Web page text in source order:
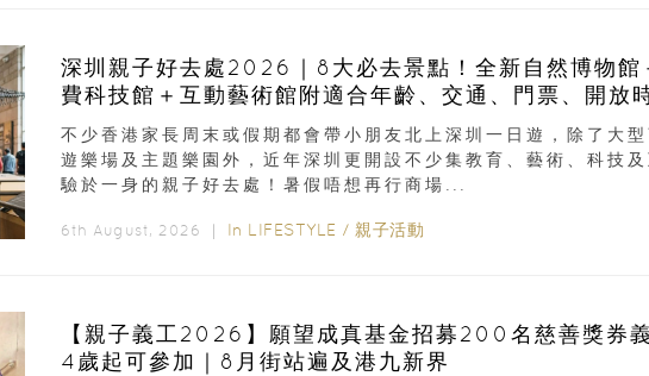
深圳親子好去處2026｜8大必去景點！全新自然博物館
費科技館＋互動藝術館附適合年齡、交通、門票、開放
不少香港家長周末或假期都會帶小朋友北上深圳一日遊，除了大
遊樂場及主題樂園外，近年深圳更開設不少集教育、藝術、科技
驗於一身的親子好去處！暑假唔想再行商場...
6th August, 2026 ｜ In LIFESTYLE / 親子活動
【親子義工2026】願望成真基金招募200名慈善獎券
4歲起可參加｜8月街站遍及港九新界